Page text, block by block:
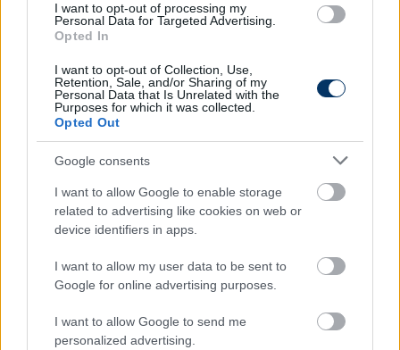
I want to opt-out of processing my
Personal Data for Targeted Advertising.
Opted In
I want to opt-out of Collection, Use,
Retention, Sale, and/or Sharing of my
Personal Data that Is Unrelated with the
Purposes for which it was collected.
Opted Out
Google consents
I want to allow Google to enable storage
related to advertising like cookies on web or
device identifiers in apps.
I want to allow my user data to be sent to
Google for online advertising purposes.
I want to allow Google to send me
personalized advertising.
Az ajándékcsomagokba többféle holmi kerülhet, ha
érdeklődésének megfelelően, de ha kevésbé tudjuk,
mire vágyik, akkor a nívós összeállítások, gourmet
csomagok jelenthetnek kitűnő választást. Ezek
prémium minőségű csokoládékat és más
édességeket, alkoholos italokat, tea- és
tartalmaznak, olyanokat, amilyeneket mindenki
szívesen megkóstolna.
Van, hogy nem kell ok az ünneplésre
Eseményektől függetlenül vezetőként dönthetünk
úgy, hogy ideje kicsit felrázni a munkába temetkező
munkatársakat, és feldobhatjuk a napjukat az